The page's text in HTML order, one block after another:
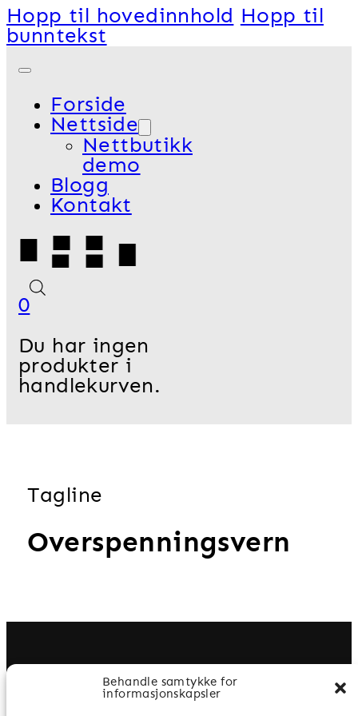
Behandle samtykke for
informasjonskapsler
Hopp til hovedinnhold
Hopp til
bunntekst
Forside
Nettside
Nettbutikk
demo
Blogg
Kontakt
0
Du har ingen
produkter i
handlekurven.
Overspenningsvern
Tagline